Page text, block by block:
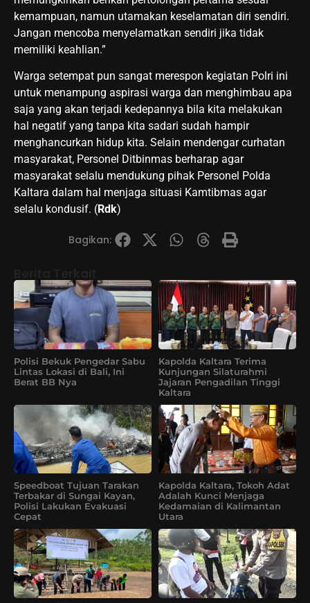
kemampuan, namun utamakan keselamatan diri sendiri.
Jangan mencoba menyelamatkan sendiri jika tidak
memiliki keahlian.”
Warga setempat pun sangat merespon kegiatan Polri ini
untuk menampung aspirasi warga dan menghimbau apa
saja yang akan terjadi kedepannya bila kita melakukan
hal negatif yang tanpa kita sadari sudah hampir
menghancurkan hidup kita. Selain mendengar curhatan
masyarakat, Personel Ditbinmas berharap agar
masyarakat selalu mendukung pihak Personel Polda
Kaltara dalam hal menjaga situasi Kamtibmas agar
selalu kondusif. (Rdk)
Bagikan:
Polisi Bekuk Pengedar Sabu
Lintas Lokasi di Bali, Ini
Berat BB Nya
Kapolda Kaltara Terima
Kunjungan Silaturahmi
Jajaran Pengadilan Tinggi
Kaltara
Speedboat Tujuan Tarakan
Terbakar di Sungai Kayan,
Polisi Lakukan Evakuasi
Cepat
Kapolda Kaltara, Tokoh Adat
Adalah Kunci Menjaga
Kedamaian di Kalimantan
Utara